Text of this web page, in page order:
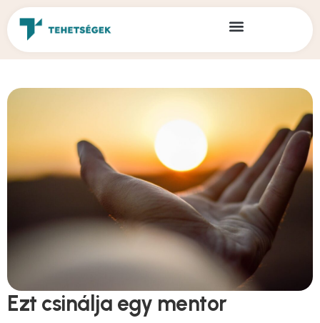
Ezt csinálja egy mentor